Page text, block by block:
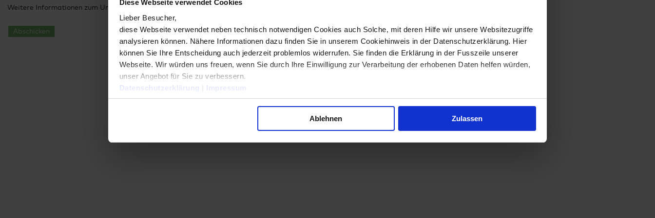
Diese Webseite verwendet Cookies
Lieber Besucher,
diese Webseite verwendet neben technisch notwendigen Cookies auch Solche, mit deren Hilfe wir unsere Websitezugriffe
analysieren können. Nähere Informationen dazu finden Sie in unserem Cookiehinweis in der Datenschutzerklärung. Hier
können Sie Ihre Entscheidung auch jederzeit problemlos widerrufen. Sie finden die Erklärung in der Fusszeile unserer
Webseite. Wir würden uns freuen, wenn Sie durch Ihre Einwilligung zur Verarbeitung der erhobenen Daten helfen würden,
unser Angebot für Sie zu verbessern.
Datenschutzerklärung
Impressum
Ablehnen Zulassen
Weitere Informationen zum Umgang mit Ihren Daten finden Sie in unserer
Abschicken